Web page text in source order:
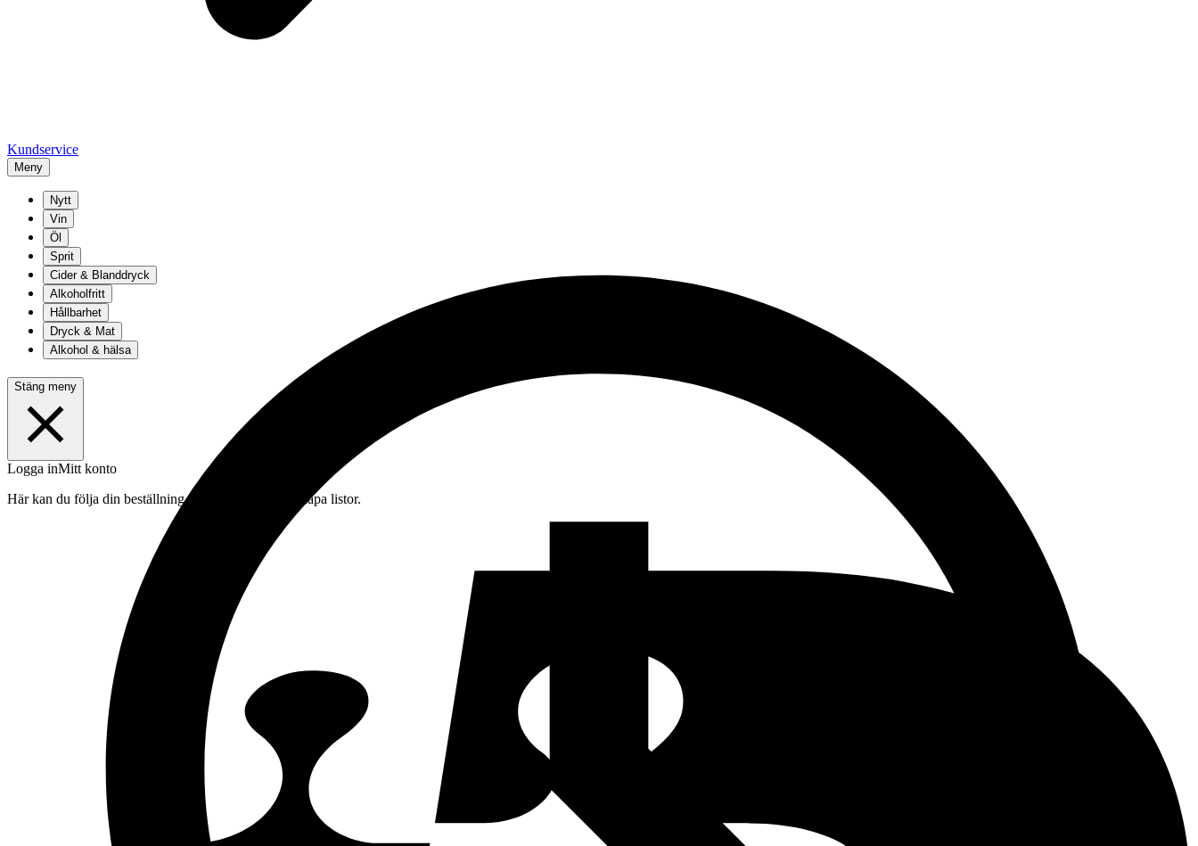
Kundservice
Meny
Nytt
Vin
Öl
Sprit
Cider & Blanddryck
Alkoholfritt
Hållbarhet
Dryck & Mat
Alkohol & hälsa
Stäng meny
Logga inMitt konto
Här kan du följa din beställning, spara drycker och skapa listor.